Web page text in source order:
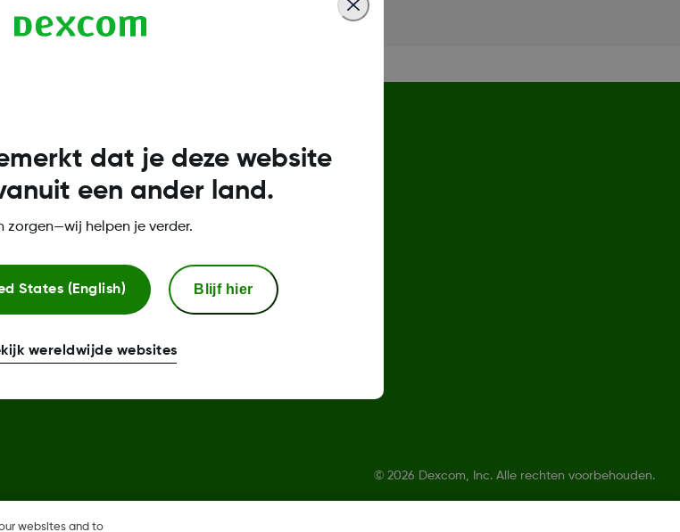
Vervangingsbeleid voor sensoren
landen
© 2026 Dexcom, Inc. Alle rechten voorbehouden.
websites and to
dat je deze website
een ander land.
zorgen—wij helpen je verder.
States (English) Blijf hier
wereldwijde websites